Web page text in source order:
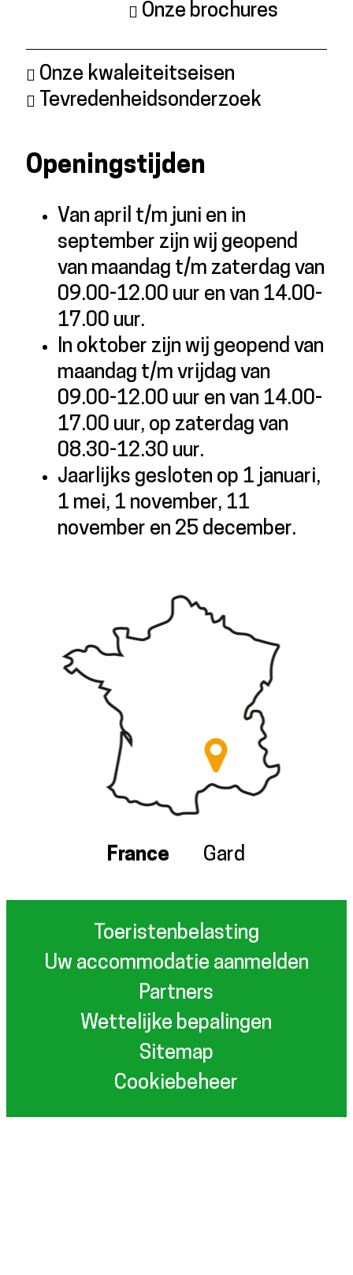
Onze brochures
Onze kwaleiteitseisen
Tevredenheidsonderzoek
Openingstijden
Van april t/m juni en in
september zijn wij geopend
van maandag t/m zaterdag van
09.00-12.00 uur en van 14.00-
17.00 uur.
In oktober zijn wij geopend van
maandag t/m vrijdag van
09.00-12.00 uur en van 14.00-
17.00 uur, op zaterdag van
08.30-12.30 uur.
Jaarlijks gesloten op 1 januari,
1 mei, 1 november, 11
november en 25 december.
France Gard
Toeristenbelasting
Uw accommodatie aanmelden
Partners
Wettelijke bepalingen
Sitemap
Cookiebeheer